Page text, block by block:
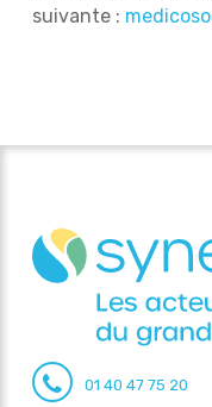
suivante :
01 40 47 75 20